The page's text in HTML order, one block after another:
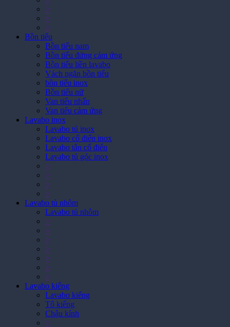
>
>
>
Bồn tiểu
Bồn tiểu nam
Bồn tiểu đứng cảm ứng
Bồn tiểu liền lavabo
Vách ngăn bồn tiểu
bồn tiểu inox
Bồn tiểu nữ
Van tiểu nhấn
Van tiểu cảm ứng
Lavabo inox
Lavabo tủ inox
Lavabo cổ điển inox
Lavabo tân cổ điển
Lavabo tủ góc inox
>
>
>
>
Lavabo tủ nhôm
Lavabo tủ nhôm
>
>
>
>
>
>
>
Lavabo kiếng
Lavabo kiếng
Tô kiếng
Chậu kính
>